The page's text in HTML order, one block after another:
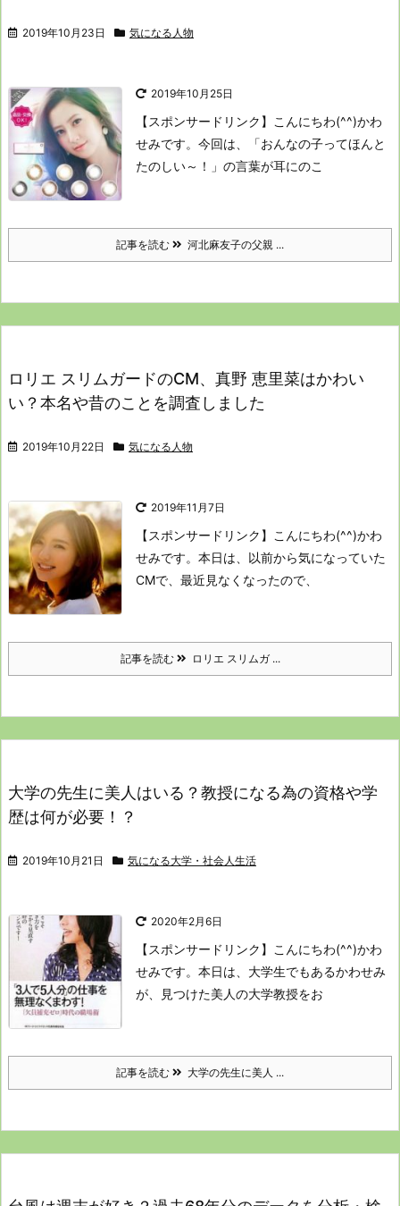
2019年10月23日 気になる人物
2019年10月25日
【スポンサードリンク】
こんにちわ(^^)かわ
せみです。 今回は、「おんなの子ってほんと
たのしい～！」 の言葉が耳にのこ
記事を読む 河北麻友子の父親 ...
ロリエ スリムガードのCM、真野 恵里菜はかわい
い？本名や昔のことを調査しました
2019年10月22日 気になる人物
2019年11月7日
【スポンサードリンク】
こんにちわ(^^)かわ
せみです。 本日は、以前から気になっていた
CMで、 最近見なくなったので、
記事を読む ロリエ スリムガ ...
大学の先生に美人はいる？教授になる為の資格や学
歴は何が必要！？
2019年10月21日 気になる大学・社会人生活
2020年2月6日
【スポンサードリンク】
こんにちわ(^^)かわ
せみです。 本日は、大学生でもあるかわせみ
が、
見つけた美人の大学教授をお
記事を読む 大学の先生に美人 ...